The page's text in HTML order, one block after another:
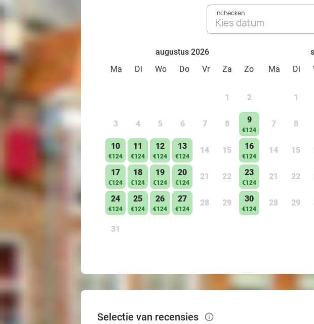
Inchecken
Kies datum
augustus 2026
Ma
Di Wo Do Vr Za Zo
1 2
3 4 5 6 7 8 9
€124
10
€124
11
€124
12
€124
13
€124
14 15 16
€124
17
€124
18
€124
19
€124
20
€124
21 22 23
€124
24
€124
25
€124
26
€124
27
€124
28 29 30
€124
31
Ma
Di
1
7 8
14 15
21 22
28 29
Selectie van recensies info_outlined